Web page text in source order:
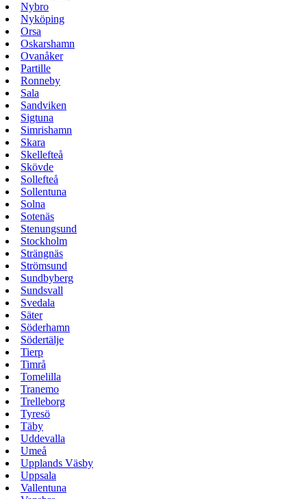
Nybro
Nyköping
Orsa
Oskarshamn
Ovanåker
Partille
Ronneby
Sala
Sandviken
Sigtuna
Simrishamn
Skara
Skellefteå
Skövde
Sollefteå
Sollentuna
Solna
Sotenäs
Stenungsund
Stockholm
Strängnäs
Strömsund
Sundbyberg
Sundsvall
Svedala
Säter
Söderhamn
Södertälje
Tierp
Timrå
Tomelilla
Tranemo
Trelleborg
Tyresö
Täby
Uddevalla
Umeå
Upplands Väsby
Uppsala
Vallentuna